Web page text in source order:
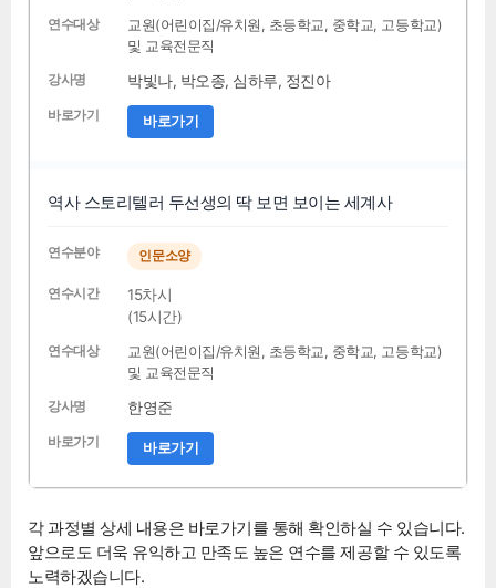
교원(어린이집/유치원, 초등학교, 중학교, 고등학교)
및 교육전문직
박빛나, 박오종, 심하루, 정진아
바로가기
역사 스토리텔러 두선생의 딱 보면 보이는 세계사
인문소양
15차시
(15시간)
교원(어린이집/유치원, 초등학교, 중학교, 고등학교)
및 교육전문직
한영준
바로가기
각 과정별 상세 내용은 바로가기를 통해 확인하실 수 있습니다.
앞으로도 더욱 유익하고 만족도 높은 연수를 제공할 수 있도록
노력하겠습니다.